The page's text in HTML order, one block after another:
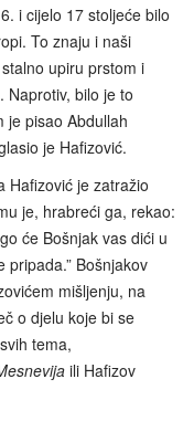
i cijelo 17 stoljeće bilo
To znaju i naši
upiru prstom i
Naprotiv, bilo je to
je pisao Abdullah
je Hafizović.
Hafizović je zatražio
je, hrabreći ga, rekao:
će Bošnjak vas dići u
pripada.” Bošnjakov
mišljenju, na
o djelu koje bi se
tema,
ili Hafizov